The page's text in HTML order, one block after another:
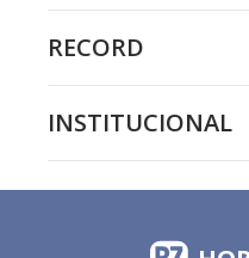
RECORD
INSTITUCIONAL